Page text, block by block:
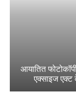
आयातित
एक्साइज एक्ट